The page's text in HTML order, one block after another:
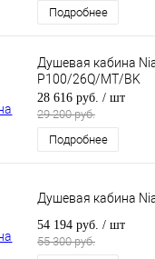
Подробнее
Душевая кабина
P100/26Q/MT/BK
28 616 руб. / шт
29 200 руб.
Подробнее
Душевая кабина
54 194 руб. / шт
55 300 руб.